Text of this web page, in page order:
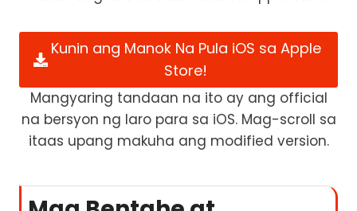
Kunin ang Manok Na Pula iOS sa Apple
Store!
Mangyaring tandaan na ito ay ang official
na bersyon ng laro para sa iOS. Mag-scroll sa
itaas upang makuha ang modified version.